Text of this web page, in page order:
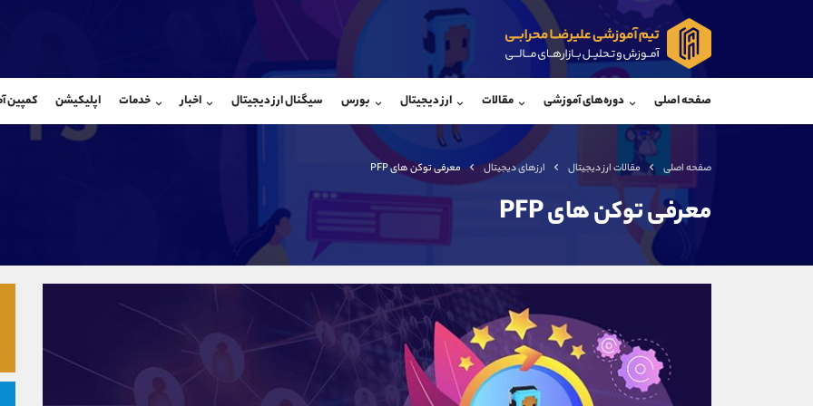
صفحه اصلی دوره‌های آموزشی مقالات ارز دیجیتال بورس سیگنال ارز دیجیتال اخبار خدمات اپلیکیشن کمپین
صفحه اصلی مقالات ارز دیجیتال ارزهای دیجیتال معرفی توکن های PFP
معرفی توکن های PFP
شروع گفتگو
@Armteam_admin_103
داخلی
شروع
اطلاعات تماس
تلفن
کانال تلگرام
کانال بله